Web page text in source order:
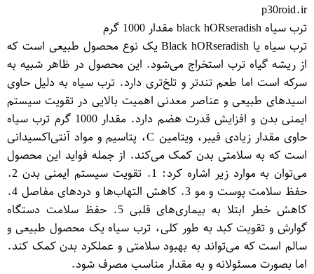
p30roid.ir
ترب سیاه black hO​Rseradish مقدار 1000 گرم
ترب سیاه یا Black hO​Rseradish یک نوع محصول طبیعی است که
از ریشه گیاه ترب استخراج می‌شود. این محصول در ظاهر شبیه به
سرکه است اما طعم تندتر و تلخ‌تری دارد. ترب سیاه به دلیل حاوی
اسیدهای طبیعی و عناصر معدنی اهمیت بالایی در تقویت سیستم
ایمنی بدن و افزایش قدرت هضم دارد. مقدار 1000 گرم ترب سیاه
حاوی مقدار زیادی فیبر، ویتامین C، پتاسیم و مواد آنتی‌اکسیدانی
است که به سلامتی بدن کمک می‌کند. از جمله فواید این محصول
می‌توان به موارد زیر اشاره کرد: 1. تقویت سیستم ایمنی بدن 2.
حفظ سلامت پوست و مو 3. کاهش التهاب‌ها و دردهای مفاصل 4.
کاهش خطر ابتلا به بیماری‌های قلبی 5. حفظ سلامت دستگاه
گوارش و تقویت کبد به طور کلی، ترب سیاه یک محصول طبیعی و
سالم است که می‌تواند به بهبود سلامتی و عملکرد بدن کمک کند.
اما بصورت مسئولانه و به مقدار مناسب مصرف شود.